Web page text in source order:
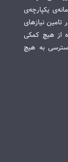
یکپارچه‌ی
تامین نیازهای
از هیچ کمکی
به هیچ